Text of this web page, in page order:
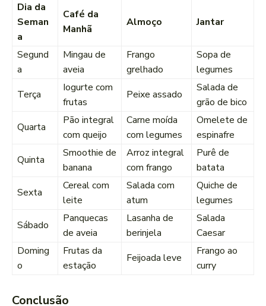
Dia da
Seman
a
Café da
Manhã
Almoço Jantar
Segund
a
Mingau de
aveia
Frango
grelhado
Sopa de
legumes
Terça
Iogurte com
frutas
Peixe assado
Salada de
grão de bico
Quarta
Pão integral
com queijo
Carne moída
com legumes
Omelete de
espinafre
Quinta
Smoothie de
banana
Arroz integral
com frango
Purê de
batata
Sexta
Cereal com
leite
Salada com
atum
Quiche de
legumes
Sábado
Panquecas
de aveia
Lasanha de
berinjela
Salada
Caesar
Doming
o
Frutas da
estação
Feijoada leve
Frango ao
curry
Conclusão